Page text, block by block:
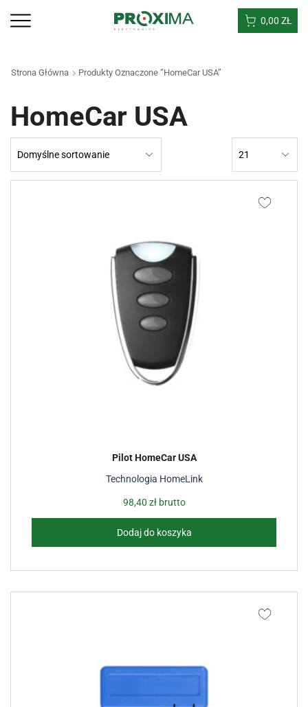
0,00 ZŁ
Strona Główna Produkty Oznaczone “HomeCar USA”
HomeCar USA
Technologia HomeLink
Pilot HomeCar USA
98,40 złbrutto
Dodaj do koszyka